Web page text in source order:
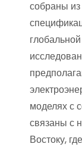
собраны из
моделях с
связаны с
Востоку,